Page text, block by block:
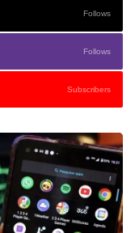
Follows
Follows
Subscribers